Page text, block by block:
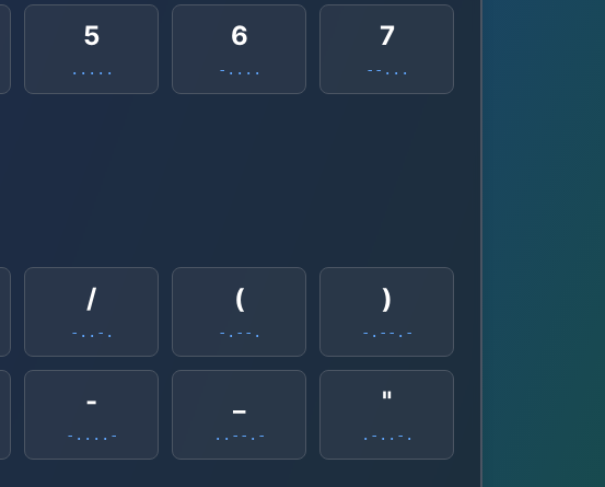
5
.....
6
-....
7
--...
/
-..-.
(
-.--.
)
-.--.-
-
-....- ..--.-
"
.-..-.